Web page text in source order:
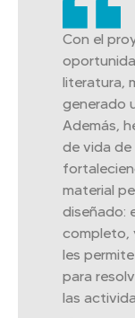
Con el
literatura,
generado
Además,
de vida
material
diseñado:
completo,
les
para
las